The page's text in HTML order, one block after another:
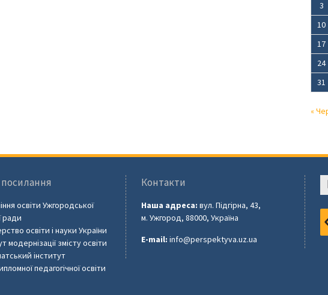
3
10
17
24
31
«
освіти Ужгородської
ради
освіти і науки України
модернізації змісту освіти
інститут
педагогічної освіти
Контакти
Наша адреса: вул. Підгірна, 43,
м. Ужгород, 88000, Україна
E-mail: info@perspektyva.uz.ua